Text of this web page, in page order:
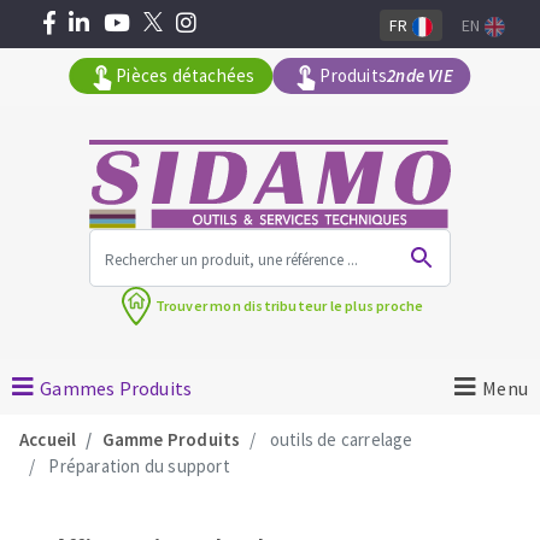
MACHINES POUR LE BATIMENT
Meuleuses angulaires
Surfaceuses à béton
Pièces détachées Produits2nde VIE
FR EN
Trouver mondistributeur le plus proche
Gammes Produits Menu
Accueil Gamme Produits
outils de carrelage
Préparation du support